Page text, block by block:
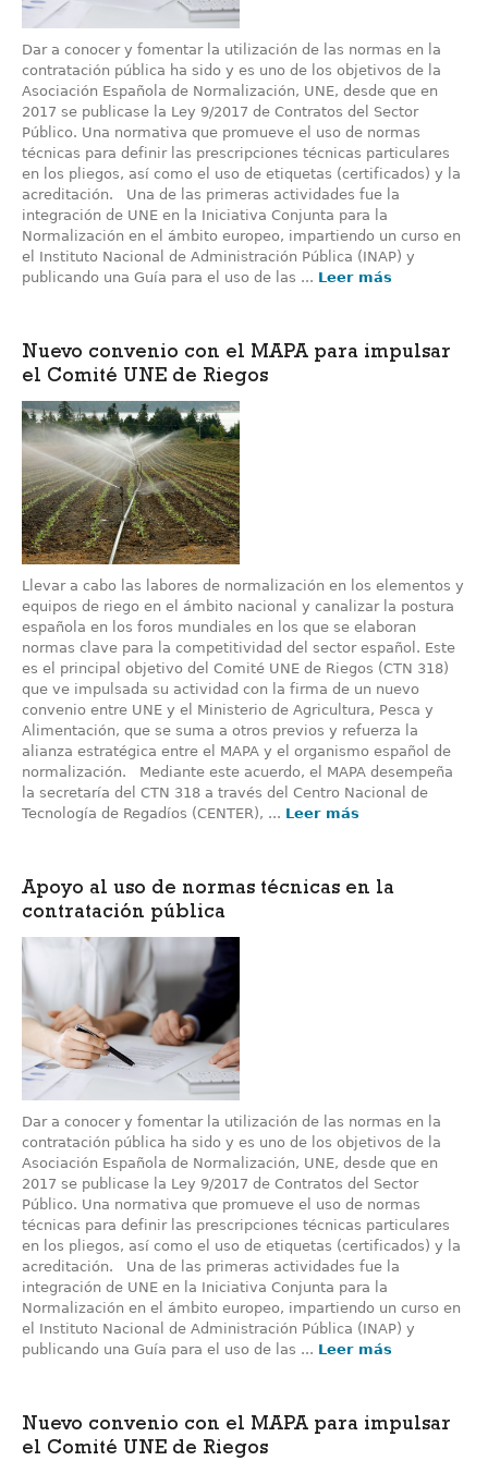
Dar a conocer y fomentar la utilización de las normas en la
contratación pública ha sido y es uno de los objetivos de la
Asociación Española de Normalización, UNE, desde que en
2017 se publicase la Ley 9/2017 de Contratos del Sector
Público. Una normativa que promueve el uso de normas
técnicas para definir las prescripciones técnicas particulares
en los pliegos, así como el uso de etiquetas (certificados) y la
acreditación. Una de las primeras actividades fue la
integración de UNE en la Iniciativa Conjunta para la
Normalización en el ámbito europeo, impartiendo un curso en
el Instituto Nacional de Administración Pública (INAP) y
publicando una Guía para el uso de las ... Leer más
Nuevo convenio con el MAPA para impulsar
el Comité UNE de Riegos
Llevar a cabo las labores de normalización en los elementos y
equipos de riego en el ámbito nacional y canalizar la postura
española en los foros mundiales en los que se elaboran
normas clave para la competitividad del sector español. Este
es el principal objetivo del Comité UNE de Riegos (CTN 318)
que ve impulsada su actividad con la firma de un nuevo
convenio entre UNE y el Ministerio de Agricultura, Pesca y
Alimentación, que se suma a otros previos y refuerza la
alianza estratégica entre el MAPA y el organismo español de
normalización. Mediante este acuerdo, el MAPA desempeña
la secretaría del CTN 318 a través del Centro Nacional de
Tecnología de Regadíos (CENTER), ... Leer más
Apoyo al uso de normas técnicas en la
contratación pública
Dar a conocer y fomentar la utilización de las normas en la
contratación pública ha sido y es uno de los objetivos de la
Asociación Española de Normalización, UNE, desde que en
2017 se publicase la Ley 9/2017 de Contratos del Sector
Público. Una normativa que promueve el uso de normas
técnicas para definir las prescripciones técnicas particulares
en los pliegos, así como el uso de etiquetas (certificados) y la
acreditación. Una de las primeras actividades fue la
integración de UNE en la Iniciativa Conjunta para la
Normalización en el ámbito europeo, impartiendo un curso en
el Instituto Nacional de Administración Pública (INAP) y
publicando una Guía para el uso de las ... Leer más
Nuevo convenio con el MAPA para impulsar
el Comité UNE de Riegos